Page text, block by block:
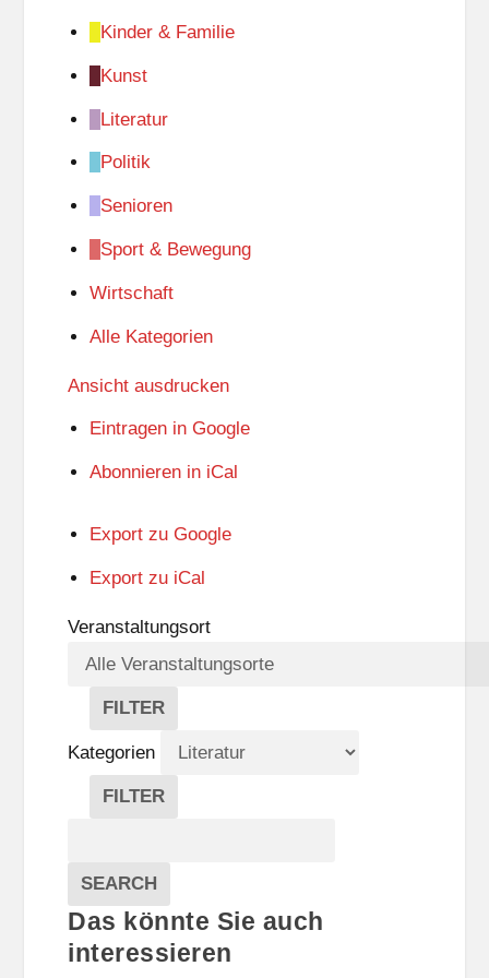
Kinder & Familie
Kunst
Literatur
Politik
Senioren
Sport & Bewegung
Wirtschaft
Alle Kategorien
Ansicht ausdrucken
Eintragen in Google
Abonnieren in iCal
Export zu Google
Export zu iCal
Veranstaltungsort
FILTER
V
E
R
A
A
L
T
U
N
Kategorien
FILTER
E
G
O
R
Veranstaltungen
SEARCH
Das könnte Sie auch
interessieren